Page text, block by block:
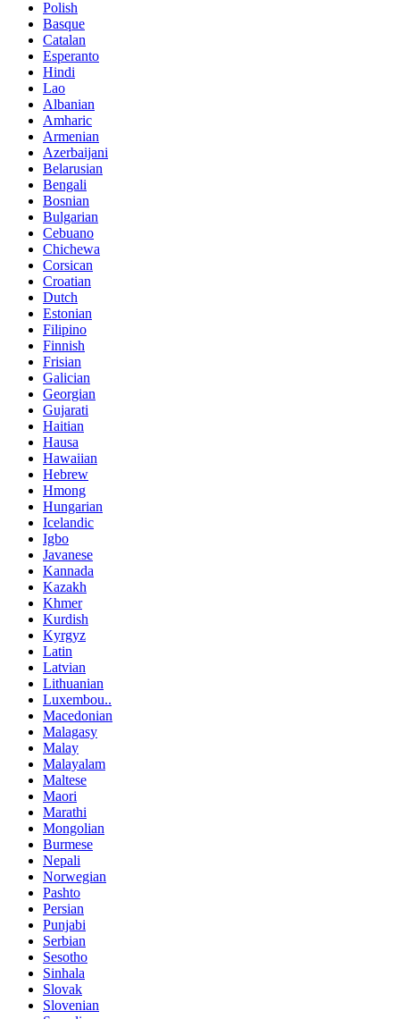
Polish
Basque
Catalan
Esperanto
Hindi
Lao
Albanian
Amharic
Armenian
Azerbaijani
Belarusian
Bengali
Bosnian
Bulgarian
Cebuano
Chichewa
Corsican
Croatian
Dutch
Estonian
Filipino
Finnish
Frisian
Galician
Georgian
Gujarati
Haitian
Hausa
Hawaiian
Hebrew
Hmong
Hungarian
Icelandic
Igbo
Javanese
Kannada
Kazakh
Khmer
Kurdish
Kyrgyz
Latin
Latvian
Lithuanian
Luxembou..
Macedonian
Malagasy
Malay
Malayalam
Maltese
Maori
Marathi
Mongolian
Burmese
Nepali
Norwegian
Pashto
Persian
Punjabi
Serbian
Sesotho
Sinhala
Slovak
Slovenian